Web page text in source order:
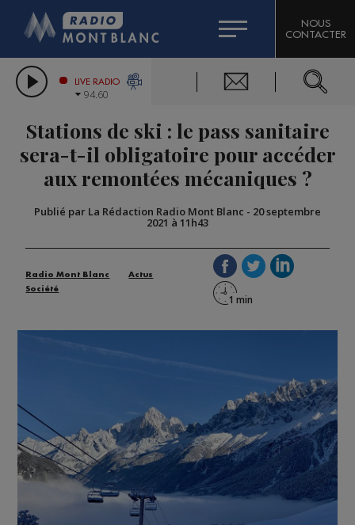
LES CHRONIQUES DE L'EXPERT
CITIZEN MACHINERY
GRAND MASSIF DOMAINES SKIABLES
BIGARD
COMPAGNIE DU MONT-BLANC
NOUS
CONTACTER
LIVE RADIO
94.60
Stations de ski : le pass sanitaire
sera-t-il obligatoire pour accéder
aux remontées mécaniques ?
Publié par La Rédaction Radio Mont Blanc - 20 septembre
2021 à 11h43
Radio Mont Blanc
Actus
Société